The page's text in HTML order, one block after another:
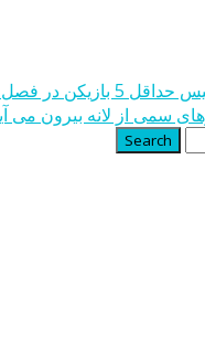
در فصل نقل و انتقالات می‌گیرد
سمی از لانه بیرون می
Search